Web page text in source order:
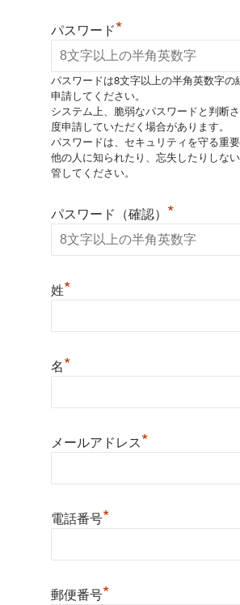
パスワード*
パスワードは8文字以上の半角英数字の
申請してください。
システム上、脆弱なパスワードと判断
度申請していただく場合があります。
パスワードは、セキュリティを守る重要
他の人に知られたり、忘失したりしな
管してください。
パスワード（確認） *
姓*
名*
メールアドレス*
電話番号*
郵便番号*